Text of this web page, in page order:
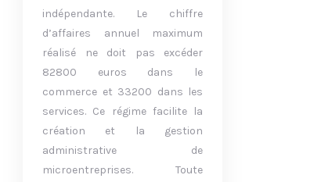
indépendante. Le chiffre
d’affaires annuel maximum
réalisé ne doit pas excéder
82800 euros dans le
commerce et 33200 dans les
services. Ce régime facilite la
création et la gestion
administrative de
microentreprises. Toute